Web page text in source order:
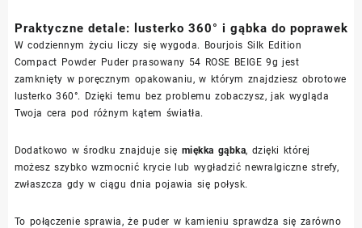
Praktyczne detale: lusterko 360° i gąbka do poprawek
W codziennym życiu liczy się wygoda. Bourjois Silk Edition
Compact Powder Puder prasowany 54 ROSE BEIGE 9g jest
zamknięty w poręcznym opakowaniu, w którym znajdziesz obrotowe
lusterko 360°. Dzięki temu bez problemu zobaczysz, jak wygląda
Twoja cera pod różnym kątem światła.
Dodatkowo w środku znajduje się miękka gąbka, dzięki której
możesz szybko wzmocnić krycie lub wygładzić newralgiczne strefy,
zwłaszcza gdy w ciągu dnia pojawia się połysk.
To połączenie sprawia, że puder w kamieniu sprawdza się zarówno